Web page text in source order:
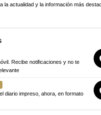
la actualidad y la información más
Recibe notificaciones y no te
diario impreso, ahora, en formato